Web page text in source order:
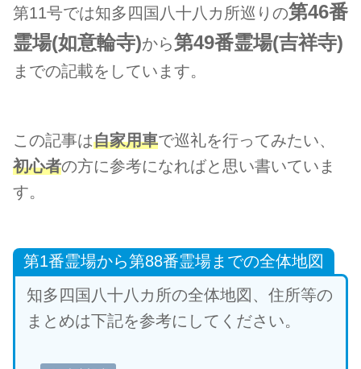
第11号では知多四国八十八カ所巡りの第46番
霊場(如意輪寺)から第49番霊場(吉祥寺)
までの記載をしています。
この記事は自家用車で巡礼を行ってみたい、
初心者の方に参考になればと思い書いていま
す。
第1番霊場から第88番霊場までの全体地図
知多四国八十八カ所の全体地図、住所等の
まとめは下記を参考にしてください。